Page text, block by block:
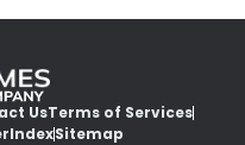
UsTerms of Services
IndexSitemap